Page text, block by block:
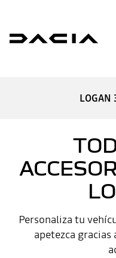
LOGAN
Personaliza tu
apetezca